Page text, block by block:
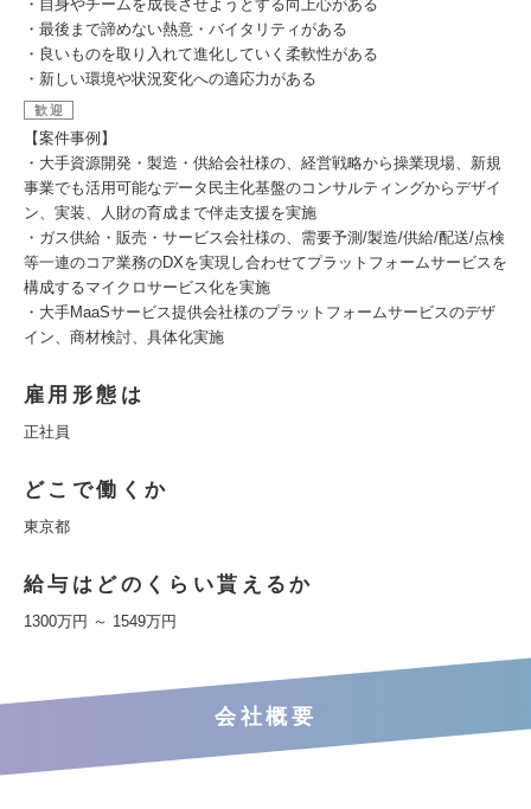
・自身やチームを成長させようとする向上心がある
・最後まで諦めない熱意・バイタリティがある
・良いものを取り入れて進化していく柔軟性がある
・新しい環境や状況変化への適応力がある
歓迎
【案件事例】
・大手資源開発・製造・供給会社様の、経営戦略から操業現場、新規
事業でも活用可能なデータ民主化基盤のコンサルティングからデザイ
ン、実装、人財の育成まで伴走支援を実施
・ガス供給・販売・サービス会社様の、需要予測/製造/供給/配送/点検
等一連のコア業務のDXを実現し合わせてプラットフォームサービスを
構成するマイクロサービス化を実施
・大手MaaSサービス提供会社様のプラットフォームサービスのデザ
イン、商材検討、具体化実施
雇用形態は
正社員
どこで働くか
東京都
給与はどのくらい貰えるか
1300万円 ～ 1549万円
会社概要